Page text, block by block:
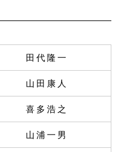
田代隆一
山田康人
喜多浩之
山浦一男